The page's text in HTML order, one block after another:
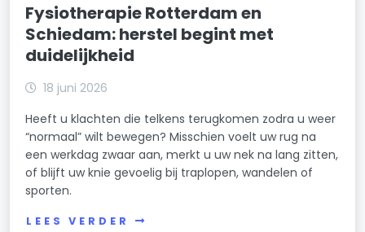
Fysiotherapie Rotterdam en
Schiedam: herstel begint met
duidelijkheid
18 juni 2026
Heeft u klachten die telkens terugkomen zodra u weer
“normaal” wilt bewegen? Misschien voelt uw rug na
een werkdag zwaar aan, merkt u uw nek na lang zitten,
of blijft uw knie gevoelig bij traplopen, wandelen of
sporten.
LEES VERDER